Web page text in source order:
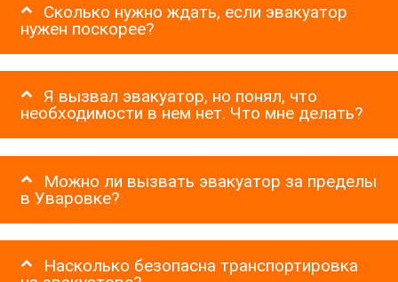
Сколько нужно ждать, если эвакуатор
нужен поскорее?
Я вызвал эвакуатор, но понял, что
необходимости в нем нет. Что мне делать?
Можно ли вызвать эвакуатор за пределы
в Уваровке?
Насколько безопасна транспортировка